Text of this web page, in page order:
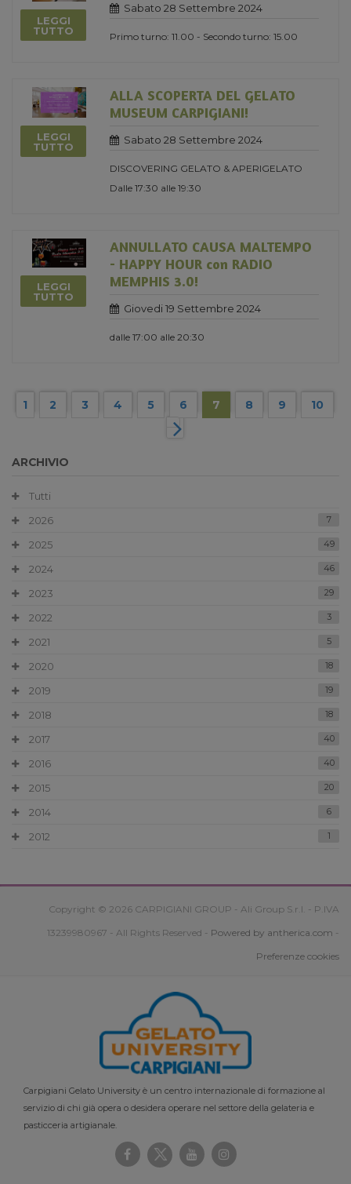
LEGGI
TUTTO
Sabato 28 Settembre 2024
Primo turno: 11.00 - Secondo turno: 15.00
LEGGI
TUTTO
ALLA SCOPERTA DEL GELATO
MUSEUM CARPIGIANI!
Sabato 28 Settembre 2024
DISCOVERING GELATO & APERIGELATO
Dalle 17:30 alle 19:30
LEGGI
TUTTO
ANNULLATO CAUSA MALTEMPO
- HAPPY HOUR con RADIO
MEMPHIS 3.0!
Giovedi 19 Settembre 2024
dalle 17:00 alle 20:30
1 2 3 4 5 6 7 8 9 10
ARCHIVIO
Tutti
2026
7
2025 49
2024 46
2023 29
2022 3
2021 5
2020 18
2019 19
2018 18
2017 40
2016 40
2015 20
2014 6
2012 1
Copyright © 2026 CARPIGIANI GROUP - Ali Group S.r.l. - P.IVA
13239980967 - All Rights Reserved - Powered by antherica.com -
Preferenze cookies
Carpigiani Gelato University è un centro internazionale di formazione al
servizio di chi già opera o desidera operare nel settore della gelateria e
pasticceria artigianale.